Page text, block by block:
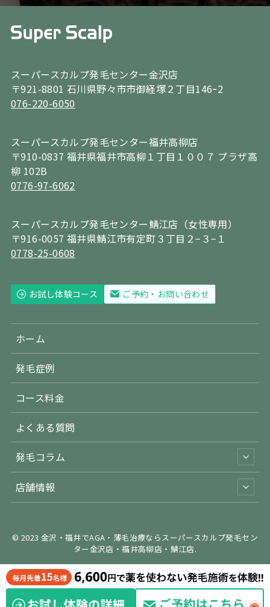
スーパースカルプ発毛センター金沢店
〒921-8801 石川県野々市市御経塚２丁目146ｰ2
076-220-6050
スーパースカルプ発毛センター福井高柳店
〒910-0837 福井県福井市高柳１丁目１００７ プラザ高
柳 102B
0776-97-6062
スーパースカルプ発毛センター鯖江店（女性専用）
〒916-0057 福井県鯖江市有定町３丁目２−３−１
0778-25-0608
お試し体験コース ご予約・お問い合わせ
ホーム
発毛症例
コース料金
よくある質問
発毛コラム
店舗情報
© 2023 金沢・福井でAGA・薄毛治療ならスーパースカルプ発毛セン
ター金沢店・福井高柳店・鯖江店.